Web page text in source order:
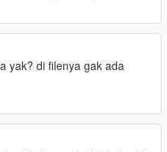
yak? di filenya gak ada